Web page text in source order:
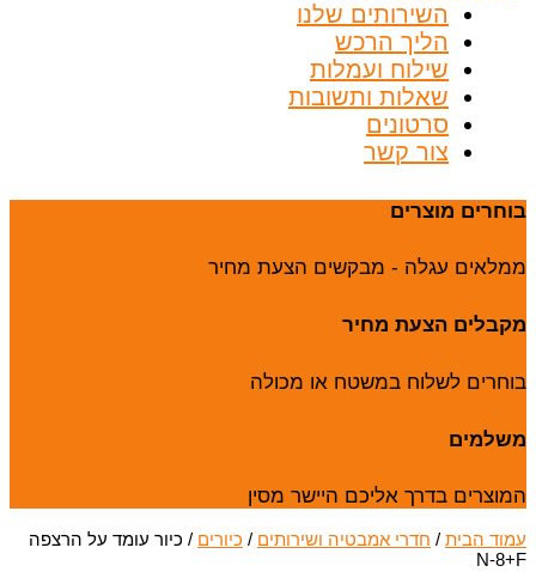
השירותים שלנו
הליך הרכש
שילוח ועמלות
שאלות ותשובות
סרטונים
צור קשר
בוחרים מוצרים
ממלאים עגלה - מבקשים הצעת מחיר
מקבלים הצעת מחיר
בוחרים לשלוח במשטח או מכולה
משלמים
המוצרים בדרך אליכם היישר מסין
עמוד הבית / חדרי אמבטיה ושירותים / כיורים / כיור עומד על הרצפה
N-8+F